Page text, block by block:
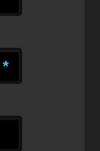
*